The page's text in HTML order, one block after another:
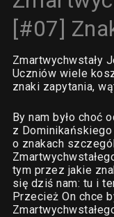
[#07]
Zmartwychwstały
Uczniów wiele
znaki zapytania,
By nam było choć
z
o znakach
tym przez jakie
się dziś nam: tu i
Przecież On chce